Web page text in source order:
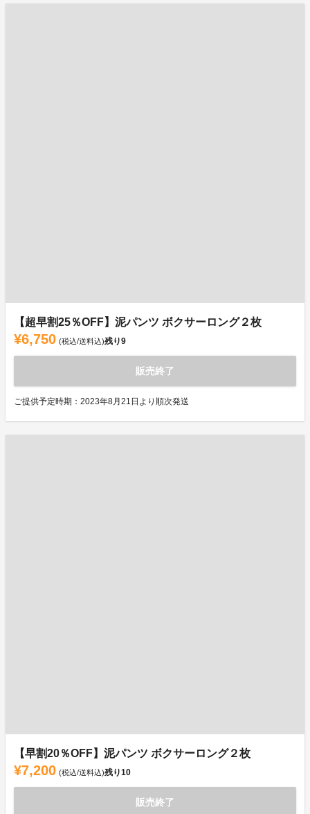
【超早割25％OFF】泥パンツ ボクサーロング２枚
¥6,750 (税込/送料込)残り9
販売終了
ご提供予定時期：2023年8月21日より順次発送
【早割20％OFF】泥パンツ ボクサーロング２枚
¥7,200 (税込/送料込)残り10
販売終了